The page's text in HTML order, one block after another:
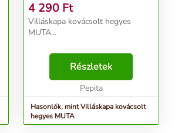
4 290 Ft
Villáskapa kovácsolt hegyes
MUTA...
Részletek
Pepita
Hasonlók, mint Villáskapa kovácsolt
hegyes MUTA